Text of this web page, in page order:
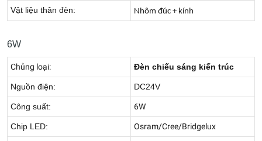
Vật liệu thân đèn: Nhôm đúc + kính
6W
Chủng loại: Đèn chiếu sáng kiến trúc
Nguồn điện: DC24V
Công suất: 6W
Chip LED: Osram/Cree/Bridgelux